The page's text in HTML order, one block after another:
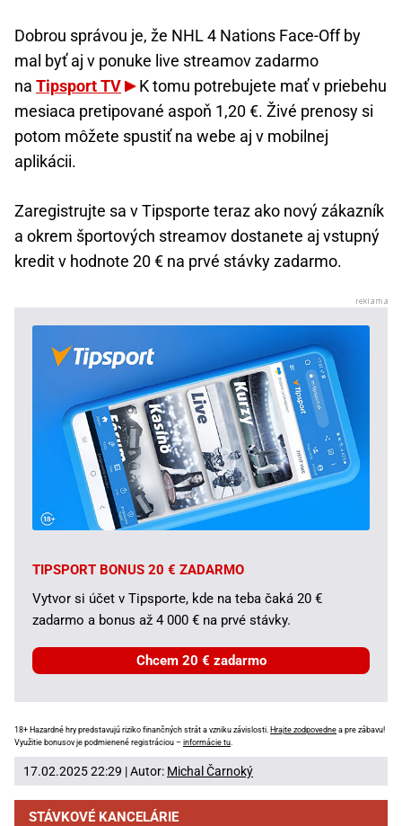
Dobrou správou je, že NHL 4 Nations Face-Off by
mal byť aj v ponuke live streamov zadarmo
na Tipsport TV
K tomu potrebujete mať v priebehu
mesiaca pretipované aspoň 1,20 €. Živé prenosy si
potom môžete spustiť na webe aj v mobilnej
aplikácii.
Zaregistrujte sa v Tipsporte teraz ako nový zákazník
a okrem športových streamov dostanete aj vstupný
kredit v hodnote 20 € na prvé stávky zadarmo.
TIPSPORT BONUS 20 € ZADARMO
Vytvor si účet v Tipsporte, kde na teba čaká 20 €
zadarmo a bonus až 4 000 € na prvé stávky.
Chcem 20 € zadarmo
18+ Hazardné hry predstavujú riziko finančných strát a vzniku závislosti. Hrajte zodpovedne a pre zábavu!
Využitie bonusov je podmienené registráciou – informácie tu
17.02.2025 22:29 | Autor: Michal Čarnoký
STÁVKOVÉ KANCELÁRIE